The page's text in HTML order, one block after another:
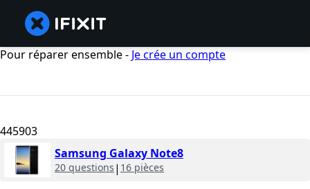
Pour réparer ensemble - Je crée un compte
445903
Samsung Galaxy Note8
20 questions | 16 pièces